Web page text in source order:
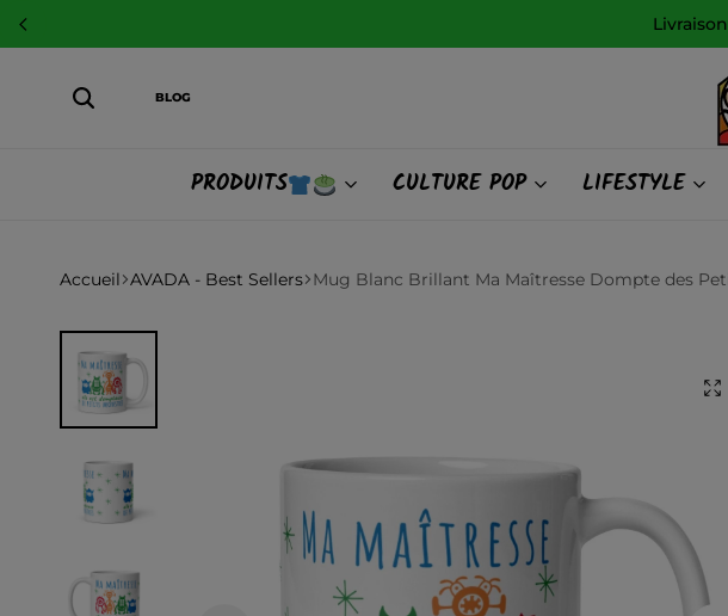
BLOG
PRODUITS CULTURE POP LIFESTYLE
Accueil AVADA - Best Sellers Mug Blanc Brillant Ma Maîtresse Dompte des